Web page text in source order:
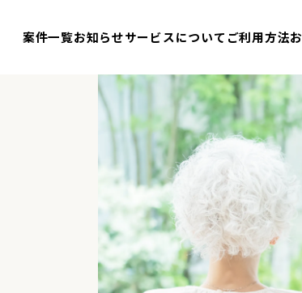
案件一覧
案件一覧お知らせサービスについて ご利用方法